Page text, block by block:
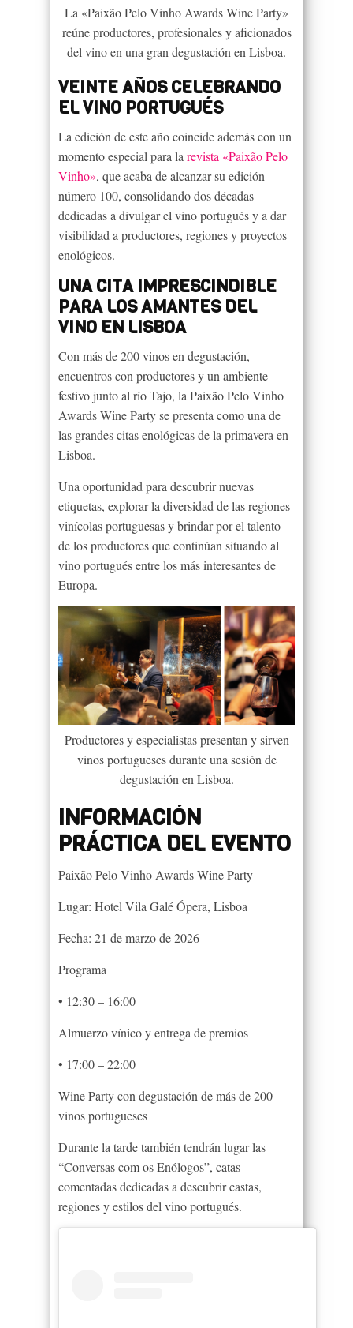
La «Paixão Pelo Vinho Awards Wine Party»
reúne productores, profesionales y aficionados
del vino en una gran degustación en Lisboa.
VEINTE AÑOS CELEBRANDO
EL VINO PORTUGUÉS
La edición de este año coincide además con un
momento especial para la revista «Paixão Pelo
Vinho», que acaba de alcanzar su edición
número 100, consolidando dos décadas
dedicadas a divulgar el vino portugués y a dar
visibilidad a productores, regiones y proyectos
enológicos.
UNA CITA IMPRESCINDIBLE
PARA LOS AMANTES DEL
VINO EN LISBOA
Con más de 200 vinos en degustación,
encuentros con productores y un ambiente
festivo junto al río Tajo, la Paixão Pelo Vinho
Awards Wine Party se presenta como una de
las grandes citas enológicas de la primavera en
Lisboa.
Una oportunidad para descubrir nuevas
etiquetas, explorar la diversidad de las regiones
vinícolas portuguesas y brindar por el talento
de los productores que continúan situando al
vino portugués entre los más interesantes de
Europa.
Productores y especialistas presentan y sirven
vinos portugueses durante una sesión de
degustación en Lisboa.
INFORMACIÓN
PRÁCTICA DEL EVENTO
Paixão Pelo Vinho Awards Wine Party
Lugar: Hotel Vila Galé Ópera, Lisboa
Fecha: 21 de marzo de 2026
Programa
• 12:30 – 16:00
Almuerzo vínico y entrega de premios
• 17:00 – 22:00
Wine Party con degustación de más de 200
vinos portugueses
Durante la tarde también tendrán lugar las
“Conversas com os Enólogos”, catas
comentadas dedicadas a descubrir castas,
regiones y estilos del vino portugués.